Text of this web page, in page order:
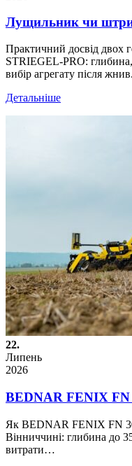
Лущильник чи
Практичний досвід двох
STRIEGEL-PRO: глибина,
вибір агрегату після жнив.
Детальніше
22.
Липень
2026
BEDNAR FENIX FN
Як BEDNAR FENIX FN
Вінниччині: глибина до 35
витрати…